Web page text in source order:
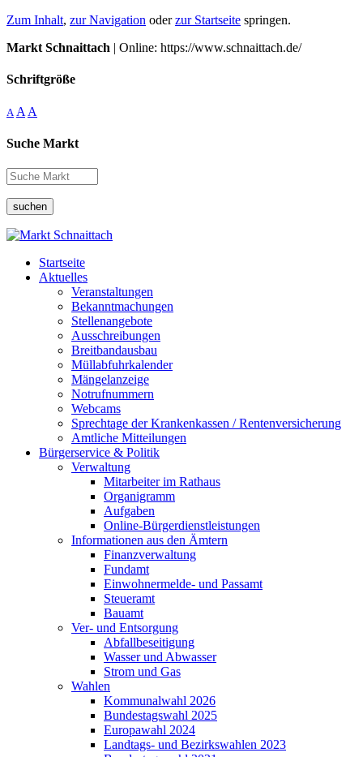
Zum Inhalt, zur Navigation oderzur Startseite springen.
Markt Schnaittach | Online: https://www.schnaittach.de/
Schriftgröße
A A A
Suche Markt
suchen
Startseite
Aktuelles
Veranstaltungen
Bekanntmachungen
Stellenangebote
Ausschreibungen
Breitbandausbau
Müllabfuhrkalender
Mängelanzeige
Notrufnummern
Webcams
Sprechtage der Krankenkassen / Rentenversicherung
Amtliche Mitteilungen
Bürgerservice & Politik
Verwaltung
Mitarbeiter im Rathaus
Organigramm
Aufgaben
Online-Bürgerdienstleistungen
Informationen aus den Ämtern
Finanzverwaltung
Fundamt
Einwohnermelde- und Passamt
Steueramt
Bauamt
Ver- und Entsorgung
Abfallbeseitigung
Wasser und Abwasser
Strom und Gas
Wahlen
Kommunalwahl 2026
Bundestagswahl 2025
Europawahl 2024
Landtags- und Bezirkswahlen 2023